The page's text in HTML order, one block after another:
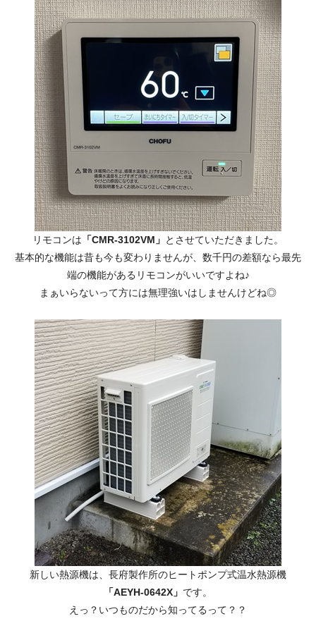
リモコンは 「CMR-3102VM」 とさせていただきました。
基本的な機能は昔も今も変わりませんが、数千円の差額なら最先
端の機能があるリモコンがいいですよね♪
まぁいらないって方には無理強いはしませんけどね◎
新しい熱源機は、長府製作所のヒートポンプ式温水熱源機
「AEYH-0642X」 です。
えっ？いつものだから知ってるって？？